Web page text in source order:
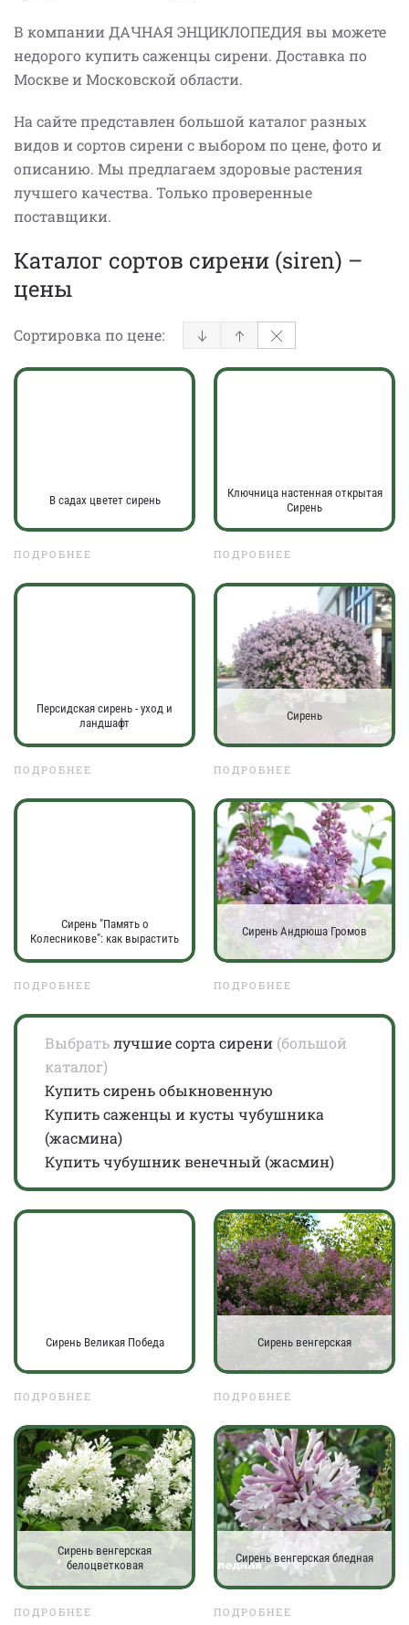
В компании ДАЧНАЯ ЭНЦИКЛОПЕДИЯ вы можете
недорого купить саженцы сирени. Доставка по
Москве и Московской области.
На сайте представлен большой каталог разных
видов и сортов сирени с выбором по цене, фото и
описанию. Мы предлагаем здоровые растения
лучшего качества. Только проверенные
поставщики.
Каталог сортов сирени (siren) –
цены
Сортировка по цене:
В садах цветет сирень
ПОДРОБНЕЕ
Ключница настенная открытая
Сирень
ПОДРОБНЕЕ
Персидская сирень - уход и
ландшафт
ПОДРОБНЕЕ
Сирень
ПОДРОБНЕЕ
Сирень "Память о
Колесникове": как вырастить
ПОДРОБНЕЕ
Сирень Андрюша Громов
ПОДРОБНЕЕ
Выбратьлучшие сорта сирени (большой
каталог)
Купить сирень обыкновенную
Купить саженцы и кусты чубушника
(жасмина)
Купить чубушник венечный (жасмин)
Сирень Великая Победа
ПОДРОБНЕЕ
Сирень венгерская
ПОДРОБНЕЕ
Сирень венгерская
белоцветковая
ПОДРОБНЕЕ
Сирень венгерская бледная
ПОДРОБНЕЕ